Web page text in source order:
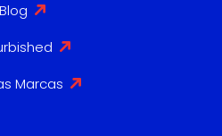
Blog
Marcas